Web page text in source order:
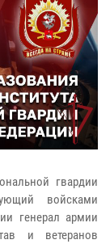
гвардии
войсками
генерал армии
и ветеранов